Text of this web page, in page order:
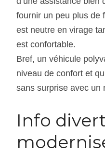
fournir un peu plus de
est neutre en virage
est confortable.
Bref, un véhicule
niveau de confort et
sans surprise avec un
Info